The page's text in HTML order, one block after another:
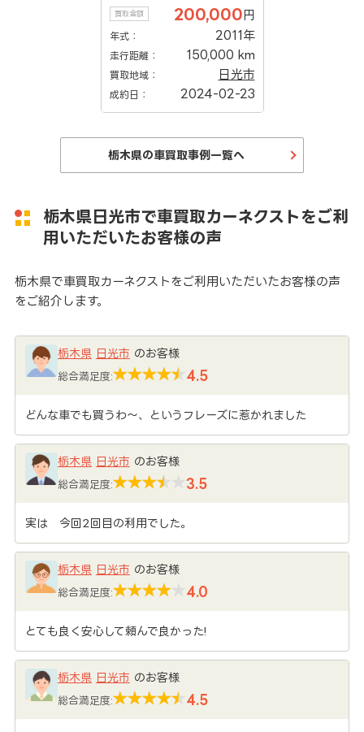
買取金額 200,000 円
年式： 2011年
走行距離： 150,000 km
買取地域： 日光市
成約日： 2024-02-23
栃木県の車買取事例一覧へ
栃木県日光市で車買取カーネクストをご利
用いただいたお客様の声
栃木県で車買取カーネクストをご利用いただいたお客様の声
をご紹介します。
栃木県 日光市 のお客様
総合満足度: 4.5
どんな車でも買うわ～、というフレーズに惹かれました
栃木県 日光市 のお客様
総合満足度: 3.5
実は 今回2回目の利用でした。
栃木県 日光市 のお客様
総合満足度: 4.0
とても良く安心して頼んで良かった!
栃木県 日光市 のお客様
総合満足度: 4.5